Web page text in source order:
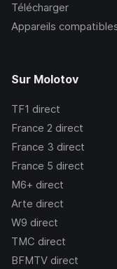
Télécharger
Appareils
Sur Molotov
TF1 direct
France 2 direct
France 3 direct
France 5 direct
M6+ direct
Arte direct
W9 direct
TMC direct
BFMTV direct